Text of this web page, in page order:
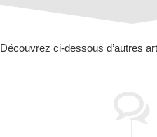
Découvrez ci-dessous d’autres